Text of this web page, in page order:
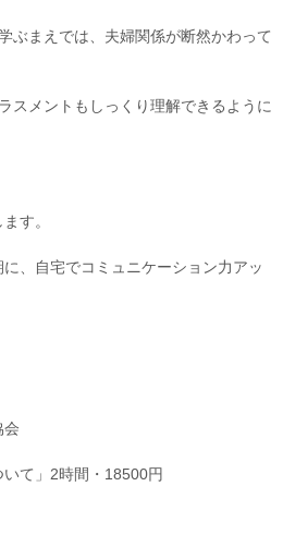
ぶまえでは、夫婦関係が断然かわって
スメントもしっくり理解できるように
す。
、自宅でコミュニケーション力アッ
会
て」2時間・18500円